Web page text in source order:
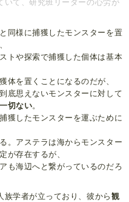
いて、研究班リーダーの心労が
同様に捕獲したモンスターを置
トや探索で捕獲した個体は基本
体を置くことになるのだが、
底思えないモンスターに対して
一切ない。
獲したモンスターを運ぶために
。アステラは海からモンスター
が存在するが、
も海辺へと繋がっているのだろ
族学者が立っており、彼から 観